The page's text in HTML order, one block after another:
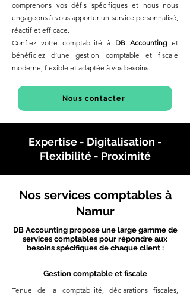
comprenons vos défis spécifiques et nous nous
engageons à vous apporter un service personnalisé,
réactif et efficace.
Confiez votre comptabilité à DB Accounting et
bénéficiez d’une gestion comptable et fiscale
moderne, flexible et adaptée à vos besoins.
Nous contacter
Expertise - Digitalisation -
Flexibilité - Proximité
Nos services comptables à
Namur
DB Accounting propose une large gamme de
services comptables pour répondre aux
besoins spécifiques de chaque client :
Gestion comptable et fiscale
Tenue de la comptabilité, déclarations fiscales,